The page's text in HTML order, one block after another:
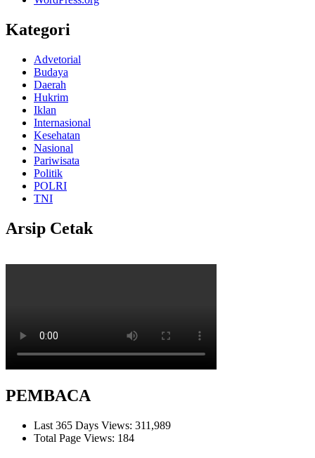
Kategori
Advetorial
Budaya
Daerah
Hukrim
Iklan
Internasional
Kesehatan
Nasional
Pariwisata
Politik
POLRI
TNI
Arsip Cetak
PEMBACA
Last 365 Days Views: 311,989
Total Page Views: 184